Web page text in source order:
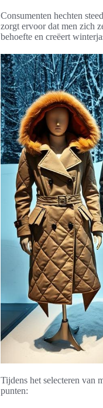
Consumenten hechten
zorgt ervoor dat men zich
behoefte en creëert
Tijdens het selecteren van
punten: